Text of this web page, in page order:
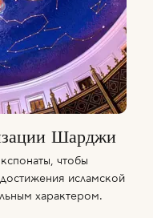
Шарджи
чтобы
исламской
характером.